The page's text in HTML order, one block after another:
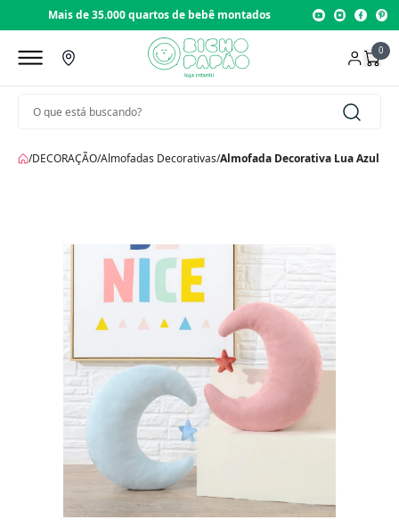
Mais de 35.000 quartos de bebê montados
0
/DECORAÇÃO/Almofadas Decorativas/Almofada Decorativa Lua Azul